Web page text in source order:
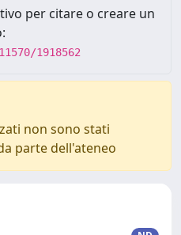
per citare o creare un
1918562
non sono stati
parte dell'ateneo